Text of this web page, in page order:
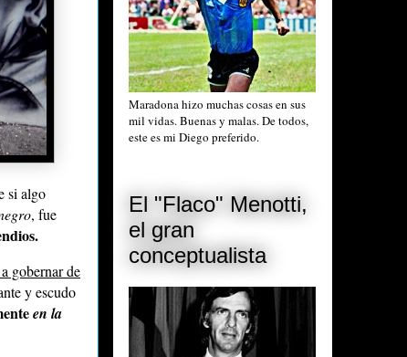
si algo
, fue
gobernar de
y escudo
en la
Maradona hizo muchas cosas en sus
mil vidas. Buenas y malas. De todos,
este es mi Diego preferido.
El "Flaco" Menotti,
el gran
conceptualista